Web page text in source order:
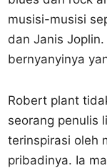
musisi-musisi
dan Janis
bernyanyinya
Robert plant
seorang penulis
terinspirasi oleh
pribadinya. Ia